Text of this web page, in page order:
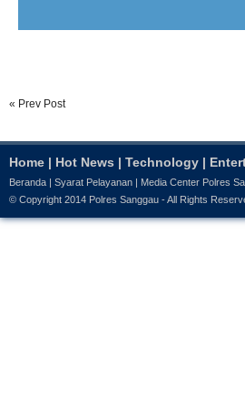
« Prev Post
Home | Hot News | Technology |
Beranda Syarat Pelayanan Media Center Polres
© Copyright 2014 Polres Sanggau - All Rights